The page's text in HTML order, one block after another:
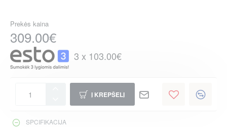
Prekės kaina
309.00€
3 x 103.00€
Į KREPŠELĮ
SPCIFIKACIJA